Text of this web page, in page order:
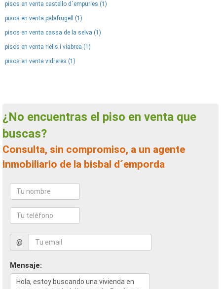
pisos en venta castello d´empuries (1)
pisos en venta palafrugell (1)
pisos en venta cassa de la selva (1)
pisos en venta riells i viabrea (1)
pisos en venta vidreres (1)
¿No encuentras el piso en venta que
buscas?
Consulta, sin compromiso, a un agente
inmobiliario de la bisbal d´emporda
@
Mensaje: